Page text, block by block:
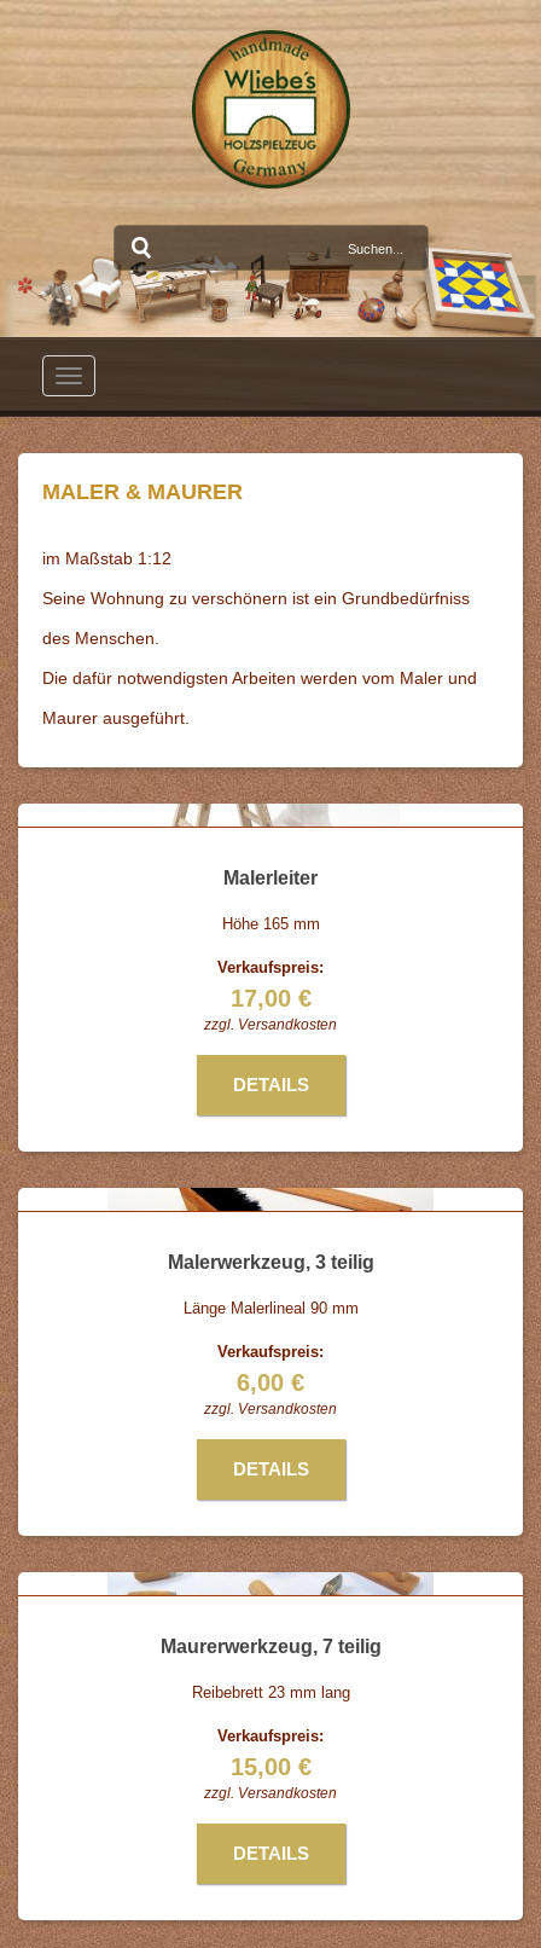
Toggle
MALER & MAURER
im Maßstab 1:12
Seine Wohnung zu verschönern ist ein Grundbedürfniss
des Menschen.
Die dafür notwendigsten Arbeiten werden vom Maler und
Maurer ausgeführt.
Malerleiter
Höhe 165 mm
Verkaufspreis:
17,00 €
zzgl. Versandkosten
DETAILS
Malerwerkzeug, 3 teilig
Länge Malerlineal 90 mm
Verkaufspreis:
6,00 €
zzgl. Versandkosten
DETAILS
Maurerwerkzeug, 7 teilig
Reibebrett 23 mm lang
Verkaufspreis:
15,00 €
zzgl. Versandkosten
DETAILS